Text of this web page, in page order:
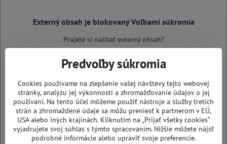
Externý obsah je blokovaný Voľbami súkromia
Prajete si načítať externý obsah?
Povoliť tentokrát
Povoliť a zapamätať - súhlas s druhom cookie: Funkčné
Otvoriť obsah v novom okne
Predvoľby súkromia
Cookies používame na zlepšenie vašej návštevy tejto webovej
stránky, analýzu jej výkonnosti a zhromažďovanie údajov o jej
používaní. Na tento účel môžeme použiť nástroje a služby tretích
strán a zhromaždené údaje sa môžu preniesť k partnerom v EÚ,
USA alebo iných krajinách. Kliknutím na „Prijať všetky cookies“
vyjadrujete svoj súhlas s týmto spracovaním. Nižšie môžete nájsť
podrobné informácie alebo upraviť svoje preferencie.